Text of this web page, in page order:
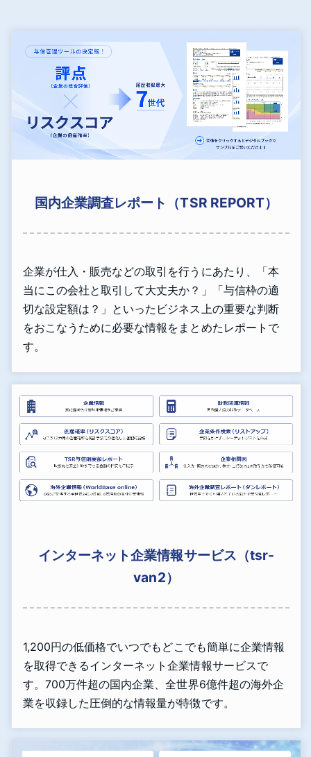
国内企業調査レポート（TSR REPORT）
企業が仕入・販売などの取引を行うにあたり、「本
当にこの会社と取引して大丈夫か？」「与信枠の適
切な設定額は？」といったビジネス上の重要な判断
をおこなうために必要な情報をまとめたレポートで
す。
インターネット企業情報サービス（tsr-
van2）
1,200円の低価格でいつでもどこでも簡単に企業情報
を取得できるインターネット企業情報サービスで
す。700万件超の国内企業、全世界6億件超の海外企
業を収録した圧倒的な情報量が特徴です。